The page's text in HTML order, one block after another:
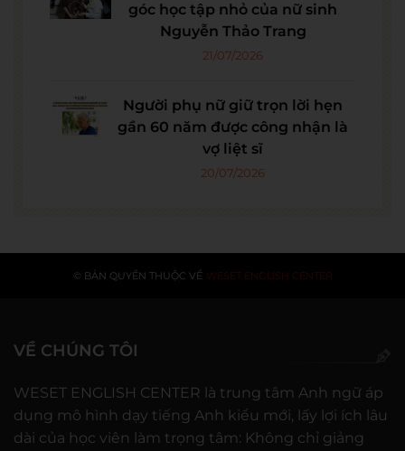
góc học tập nhỏ của nữ sinh
Nguyễn Thảo Trang
21/07/2026
Người phụ nữ giữ trọn lời hẹn
gần 60 năm được công nhận là
vợ liệt sĩ
20/07/2026
© BẢN QUYỀN THUỘC VỀ WESET ENGLISH CENTER
VỀ CHÚNG TÔI
WESET ENGLISH CENTER là trung tâm Anh ngữ áp
dụng mô hình dạy tiếng Anh kiểu mới, lấy lợi ích lâu
dài của học viên làm trọng tâm: Không chỉ giảng